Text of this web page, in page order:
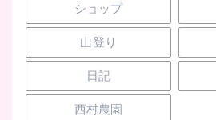
ショップ
山登り
日記
西村農園